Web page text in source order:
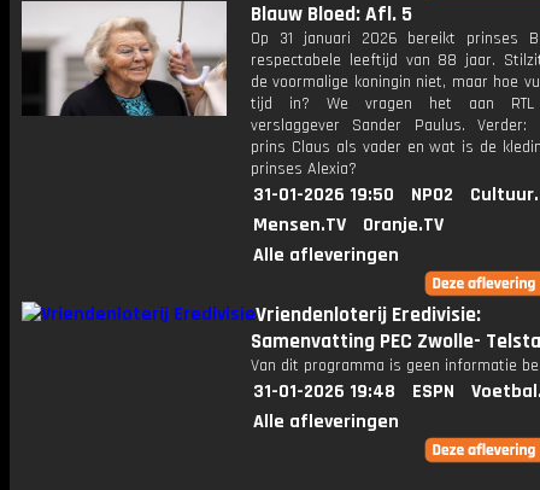
Blauw Bloed: Afl. 5
Op 31 januari 2026 bereikt prinses
respectabele leeftijd van 88 jaar.
de voormalige koningin niet, maar hoe
tijd in? We vragen het aan RTL
verslaggever Sander Paulus.
prins Claus als vader en wat is de
prinses Alexia?
31-01-2026 19:50 NPO2
Mensen.TV
Oranje.TV
Alle afleveringen
Vriendenloterij Eredivisie:
Samenvatting PEC Zwolle-
Van dit programma is geen informatie
31-01-2026 19:48 ESPN
Alle afleveringen